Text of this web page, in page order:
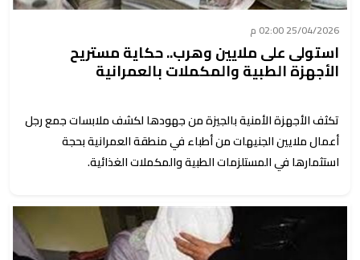
25/04/2026 02:00 م
استولى على ملايين وهرب.. حكاية مستريح
الأجهزة الطبية والمكملات بالعمرانية
تكثف الأجهزة الأمنية بالجيزة من جهودها لكشف ملابسات جمع رجل
أعمال ملايين الجنيهات من أطباء في منطقة العمرانية بحجة
استثمارها في المستلزمات الطبية والمكملات الغذائية.